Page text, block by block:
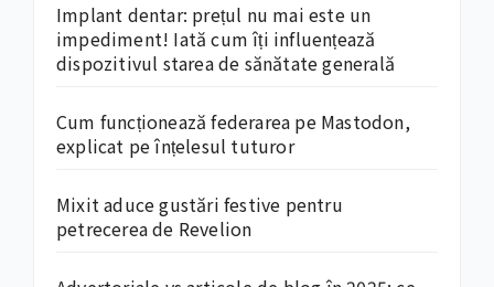
Implant dentar: prețul nu mai este un
impediment! Iată cum îți influențează
dispozitivul starea de sănătate generală
Cum funcționează federarea pe Mastodon,
explicat pe înțelesul tuturor
Mixit aduce gustări festive pentru
petrecerea de Revelion